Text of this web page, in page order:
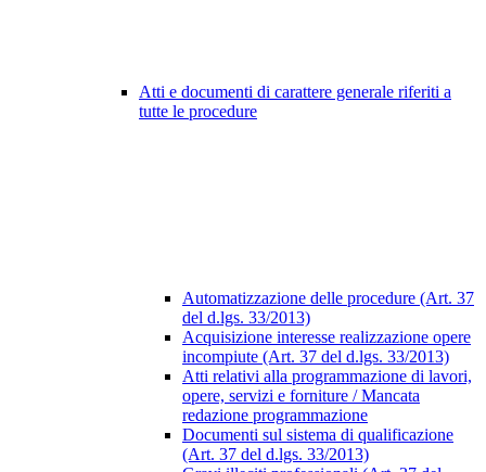
Atti e documenti di carattere generale riferiti a
tutte le procedure
Automatizzazione delle procedure (Art. 37
del d.lgs. 33/2013)
Acquisizione interesse realizzazione opere
incompiute (Art. 37 del d.lgs. 33/2013)
Atti relativi alla programmazione di lavori,
opere, servizi e forniture / Mancata
redazione programmazione
Documenti sul sistema di qualificazione
(Art. 37 del d.lgs. 33/2013)